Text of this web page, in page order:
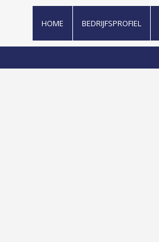
HOME BEDRIJFSPROFIEL